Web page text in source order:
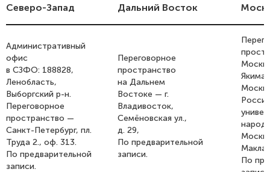
Северо-Запад Дальний Восток
Административный
офис
в СЗФО: 188828,
Ленобласть,
Выборгский р-н.
Переговорное
пространство —
Санкт-Петербург, пл.
Труда 2., оф. 313.
По предварительной
записи.
Переговорное
пространство
на Дальнем
Востоке — г.
Владивосток,
Семёновская ул.,
д. 29,
По предварительной
записи.
По